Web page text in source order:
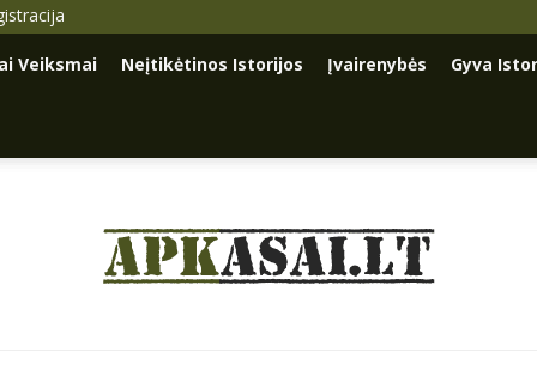
Veiksmai Neįtikėtinos Istorijos Įvairenybės Gyva